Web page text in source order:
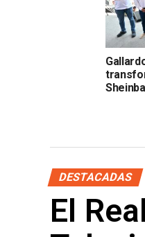
DESTACADAS
El